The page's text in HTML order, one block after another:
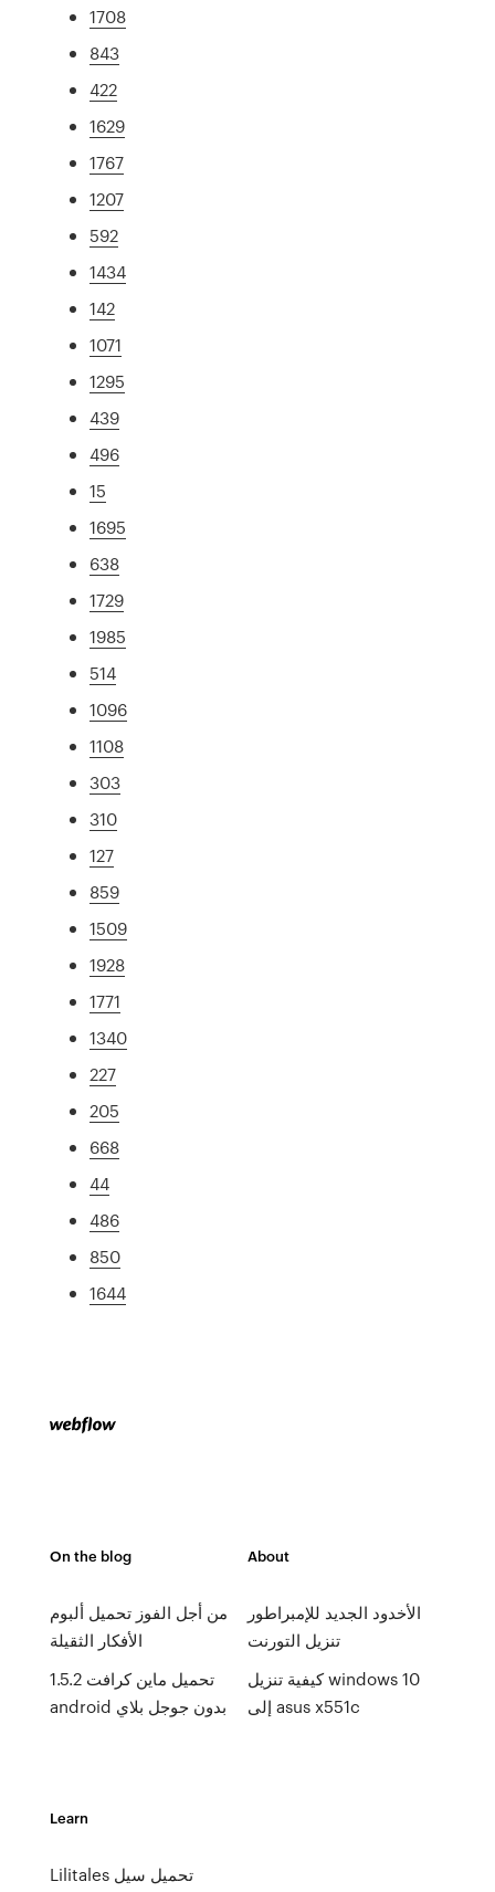
1708
843
422
1629
1767
1207
592
1434
142
1071
1295
439
496
15
1695
638
1729
1985
514
1096
1108
303
310
127
859
1509
1928
1771
1340
227
205
668
44
486
850
1644
On the blog
من أجل الفوز تحميل ألبوم
الأفكار الثقيلة
تحميل ماين كرافت 1.5.2
android بدون جوجل بلاي
About
الأخدود الجديد للإمبراطور
تنزيل التورنت
كيفية تنزيل windows 10
إلى asus x551c
Learn
Lilitales تحميل سيل